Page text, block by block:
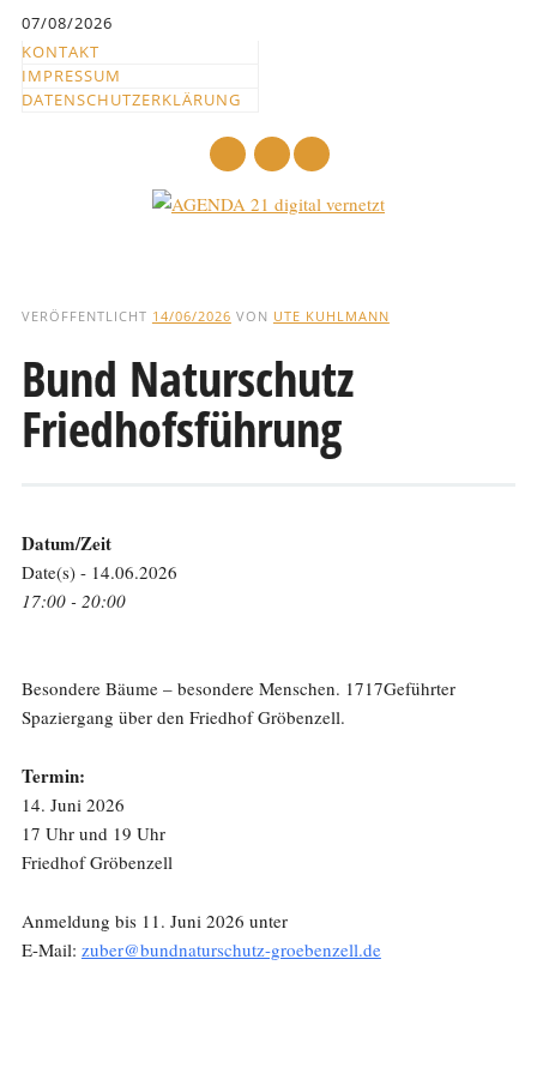
springen
07/08/2026
KONTAKT
IMPRESSUM
DATENSCHUTZERKLÄRUNG
und
Text
VERÖFFENTLICHT 14/06/2026 VON UTE KUHLMANN
Bund Naturschutz
Friedhofsführung
Datum/Zeit
Date(s) - 14.06.2026
17:00 - 20:00
Besondere Bäume – besondere Menschen. 1717Geführter
Spaziergang über den Friedhof Gröbenzell.
Termin:
14. Juni 2026
17 Uhr und 19 Uhr
Friedhof Gröbenzell
Anmeldung bis 11. Juni 2026 unter
E-Mail: zuber@bundnaturschutz-groebenzell.de